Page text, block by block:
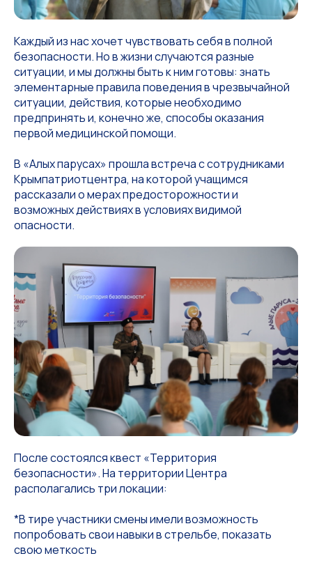
Каждый из нас хочет чувствовать себя в полной
безопасности. Но в жизни случаются разные
ситуации, и мы должны быть к ним готовы: знать
элементарные правила поведения в чрезвычайной
ситуации, действия, которые необходимо
предпринять и, конечно же, способы оказания
первой медицинской помощи.
В «Алых парусах» прошла встреча с сотрудниками
Крымпатриотцентра, на которой учащимся
рассказали о мерах предосторожности и
возможных действиях в условиях видимой
опасности.
После состоялся квест «Территория
безопасности». На территории Центра
располагались три локации:
*В тире участники смены имели возможность
попробовать свои навыки в стрельбе, показать
свою меткость